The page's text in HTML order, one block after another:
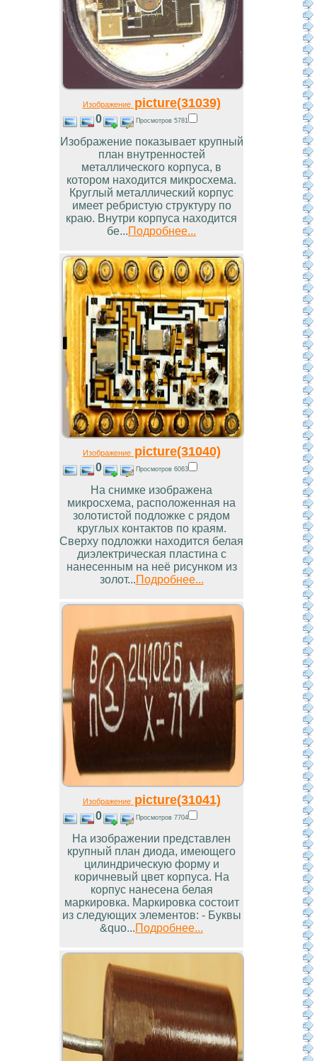
Изображениеpicture(31039)
0 Просмотров 5781
Изображение показывает крупный
план внутренностей
металлического корпуса, в
котором находится микросхема.
Круглый металлический корпус
имеет ребристую структуру по
краю. Внутри корпуса находится
бе...Подробнее...
Изображениеpicture(31040)
0 Просмотров 6063
На снимке изображена
микросхема, расположенная на
золотистой подложке с рядом
круглых контактов по краям.
Сверху подложки находится белая
диэлектрическая пластина с
нанесенным на неё рисунком из
золот...Подробнее...
Изображениеpicture(31041)
0 Просмотров 7704
На изображении представлен
крупный план диода, имеющего
цилиндрическую форму и
коричневый цвет корпуса. На
корпус нанесена белая
маркировка. Маркировка состоит
из следующих элементов: - Буквы
&quo...Подробнее...